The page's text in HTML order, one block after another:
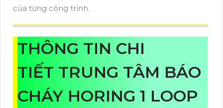
của từng công trình.
THÔNG TIN CHI
TIẾT TRUNG TÂM BÁO
CHÁY HORING 1 LOOP